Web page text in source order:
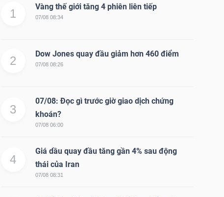
1
Vàng thế giới tăng 4 phiên liên tiếp
07/08 08:34
2
Dow Jones quay đầu giảm hơn 460 điểm
07/08 08:26
3
07/08: Đọc gì trước giờ giao dịch chứng
khoán?
07/08 06:00
4
Giá dầu quay đầu tăng gần 4% sau động
thái của Iran
07/08 08:31